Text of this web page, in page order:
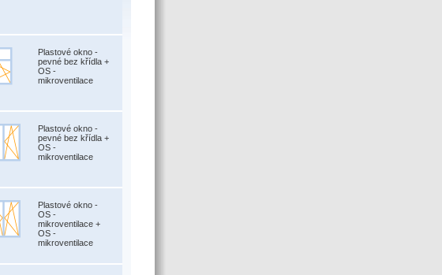
Plastové okno -
pevné bez křídla +
OS -
mikroventilace
Plastové okno -
pevné bez křídla +
OS -
mikroventilace
Plastové okno -
OS -
mikroventilace +
OS -
mikroventilace